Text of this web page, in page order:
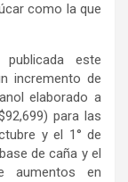
como la que
este
incremento de
elaborado a
para las
y el 1° de
de caña y el
aumentos en